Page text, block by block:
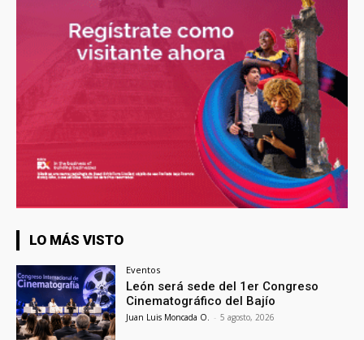
LO MÁS VISTO
Eventos
León será sede del 1er Congreso
Cinematográfico del Bajío
Juan Luis Moncada O. - 5 agosto, 2026